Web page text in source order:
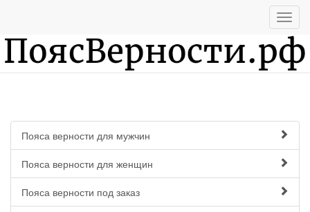
Пояса верности для мужчин
Пояса верности для женщин
Пояса верности под заказ